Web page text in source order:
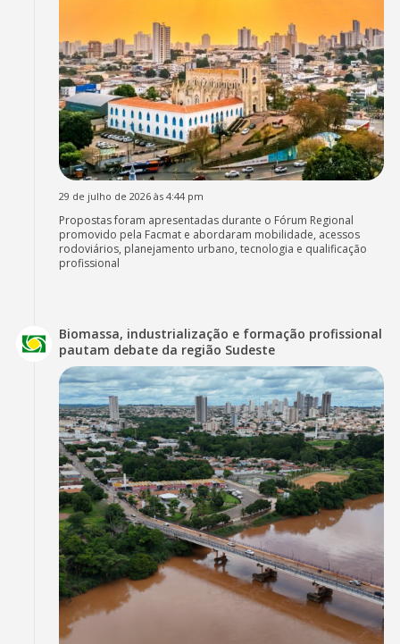
29 de julho de 2026 às 4:44 pm
Propostas foram apresentadas durante o Fórum Regional
promovido pela Facmat e abordaram mobilidade, acessos
rodoviários, planejamento urbano, tecnologia e qualificação
profissional
Biomassa, industrialização e formação profissional
pautam debate da região Sudeste